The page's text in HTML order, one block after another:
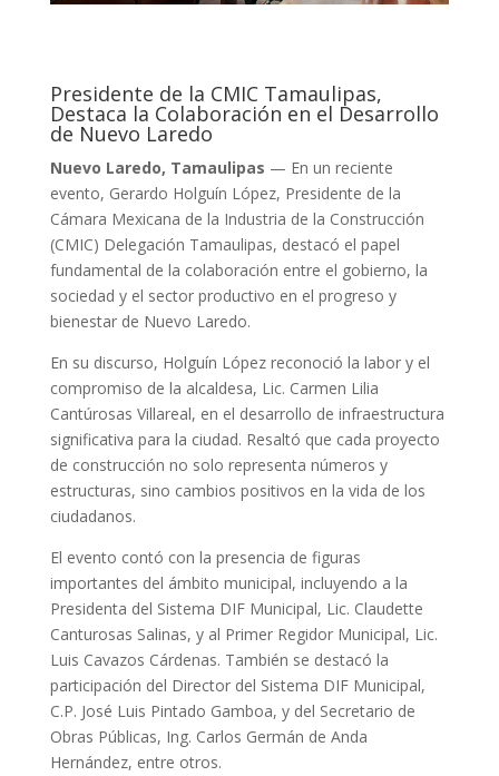
Presidente de la CMIC Tamaulipas,
Destaca la Colaboración en el Desarrollo
de Nuevo Laredo
Nuevo Laredo, Tamaulipas — En un reciente
evento, Gerardo Holguín López, Presidente de la
Cámara Mexicana de la Industria de la Construcción
(CMIC) Delegación Tamaulipas, destacó el papel
fundamental de la colaboración entre el gobierno, la
sociedad y el sector productivo en el progreso y
bienestar de Nuevo Laredo.
En su discurso, Holguín López reconoció la labor y el
compromiso de la alcaldesa, Lic. Carmen Lilia
Cantúrosas Villareal, en el desarrollo de infraestructura
significativa para la ciudad. Resaltó que cada proyecto
de construcción no solo representa números y
estructuras, sino cambios positivos en la vida de los
ciudadanos.
El evento contó con la presencia de figuras
importantes del ámbito municipal, incluyendo a la
Presidenta del Sistema DIF Municipal, Lic. Claudette
Canturosas Salinas, y al Primer Regidor Municipal, Lic.
Luis Cavazos Cárdenas. También se destacó la
participación del Director del Sistema DIF Municipal,
C.P. José Luis Pintado Gamboa, y del Secretario de
Obras Públicas, Ing. Carlos Germán de Anda
Hernández, entre otros.